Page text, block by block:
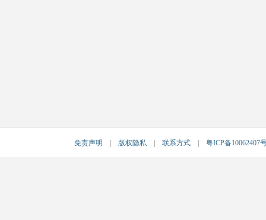
免责声明 版权隐私 联系方式 粤ICP备10062407